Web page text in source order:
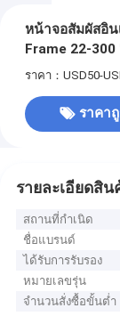
หน้าจอสัมผัสอิ
Frame 22-
ราคา：USD50-
ราคา
รายละเอียดสิน
สถานที่กำเนิด
ชื่อแบรนด์
ได้รับการรับรอง
หมายเลขรุ่น
จำนวนสั่งซื้อขั้นต่ำ